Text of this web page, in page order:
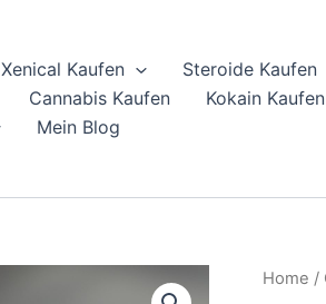
Xenical Kaufen Steroide Kaufen
Cannabis Kaufen Kokain Kaufen
Mein Blog
Home /
Kaufen